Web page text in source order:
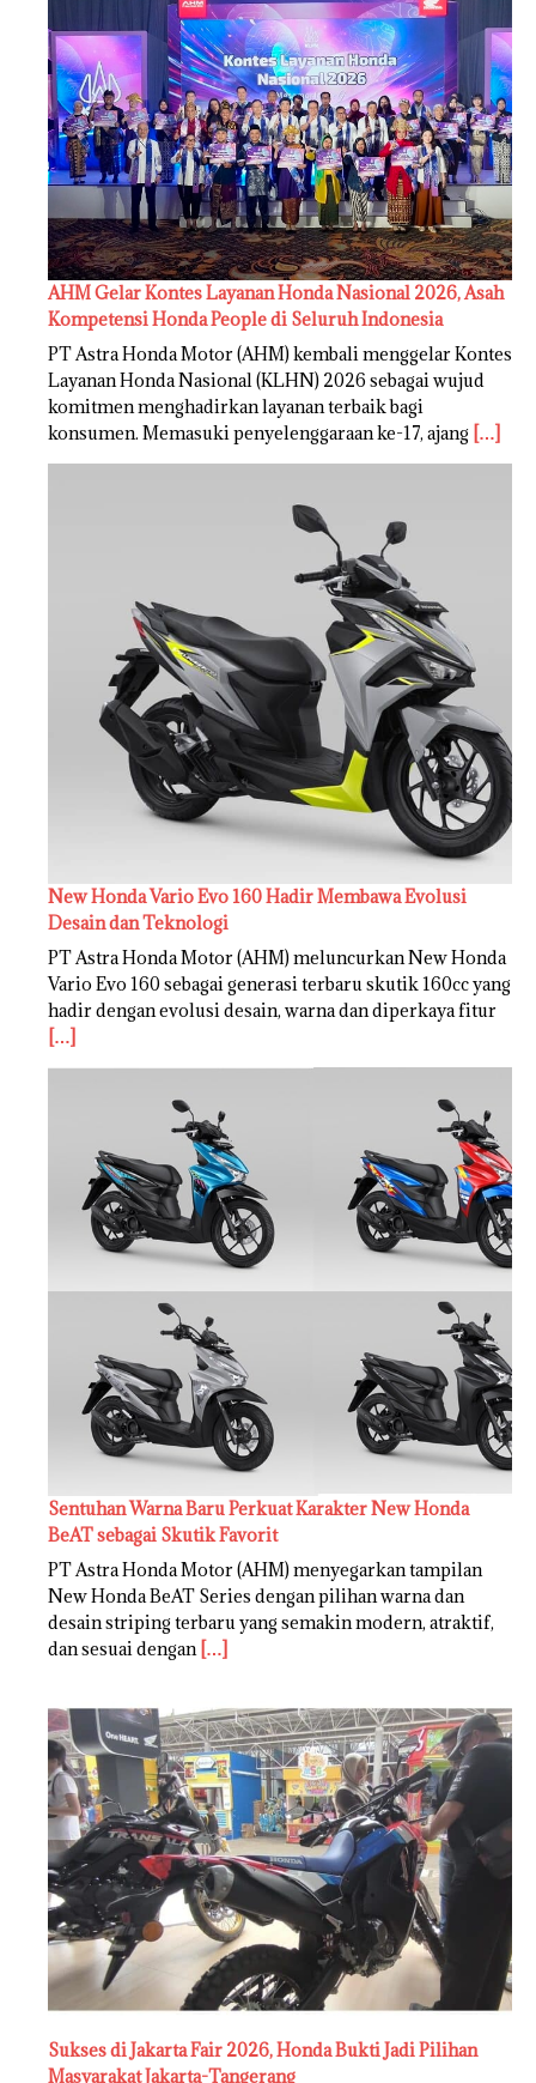
AHM Gelar Kontes Layanan Honda Nasional 2026, Asah
Kompetensi Honda People di Seluruh Indonesia
PT Astra Honda Motor (AHM) kembali menggelar Kontes
Layanan Honda Nasional (KLHN) 2026 sebagai wujud
komitmen menghadirkan layanan terbaik bagi
konsumen. Memasuki penyelenggaraan ke-17, ajang […]
New Honda Vario Evo 160 Hadir Membawa Evolusi
Desain dan Teknologi
PT Astra Honda Motor (AHM) meluncurkan New Honda
Vario Evo 160 sebagai generasi terbaru skutik 160cc yang
hadir dengan evolusi desain, warna dan diperkaya fitur
[…]
Sentuhan Warna Baru Perkuat Karakter New Honda
BeAT sebagai Skutik Favorit
PT Astra Honda Motor (AHM) menyegarkan tampilan
New Honda BeAT Series dengan pilihan warna dan
desain striping terbaru yang semakin modern, atraktif,
dan sesuai dengan […]
Sukses di Jakarta Fair 2026, Honda Bukti Jadi Pilihan
Masyarakat Jakarta-Tangerang